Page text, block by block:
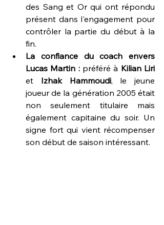
des Sang et Or qui ont répondu
présent dans l'engagement pour
contrôler la partie du début à la
fin.
La confiance du coach envers
Lucas Martin : préféré à Kilian Liri
et Izhak Hammoudi, le jeune
joueur de la génération 2005 était
non seulement titulaire mais
également capitaine du soir. Un
signe fort qui vient récompenser
son début de saison intéressant.